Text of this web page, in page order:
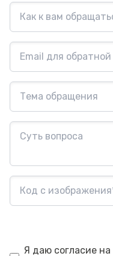
Я даю согласие на